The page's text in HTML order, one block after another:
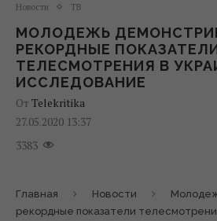
Новости ТВ
МОЛОДЕЖЬ
РЕКОРДНЫЕ
ТЕЛЕСМОТРЕНИЯ В
ИССЛЕДОВАНИЕ
От Telekritika
27.05.2020 13:37
3383
Главная Новости
рекордные показатели